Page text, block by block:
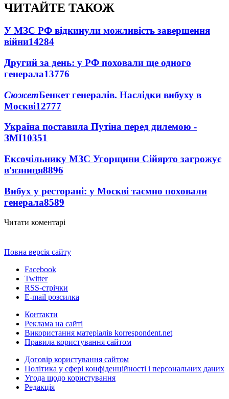
ЧИТАЙТЕ ТАКОЖ
У МЗС РФ відкинули можливість завершення
війни14284
Другий за день: у РФ поховали ще одного
генерала13776
СюжетБенкет генералів. Наслідки вибуху в
Москві12777
Україна поставила Путіна перед дилемою -
ЗМІ10351
Ексочільнику МЗС Угорщини Сійярто загрожує
в'язниця8896
Вибух у ресторані: у Москві таємно поховали
генерала8589
Читати коментарі
Повна версія сайту
Facebook
Twitter
RSS-стрічки
E-mail розсилка
Контакти
Реклама на сайті
Використання матеріалів korrespondent.net
Правила користування сайтом
Договір користування сайтом
Політика у сфері конфіденційності і персональних даних
Угода щодо користування
Редакція